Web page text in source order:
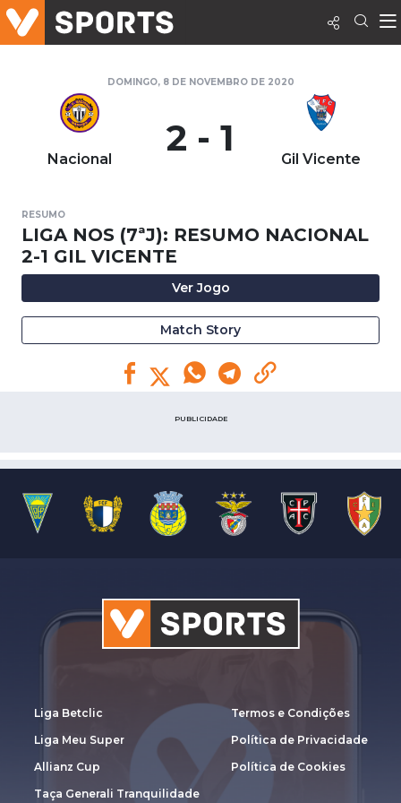
DOMINGO, 8 DE NOVEMBRO DE 2020
Nacional 2 - 1 Gil Vicente
RESUMO
LIGA NOS (7ªJ): RESUMO NACIONAL
2-1 GIL VICENTE
Ver Jogo
Match Story
PUBLICIDADE
Liga Betclic
Liga Meu Super
Allianz Cup
Taça Generali Tranquilidade
Termos e Condições
Política de Privacidade
Política de Cookies